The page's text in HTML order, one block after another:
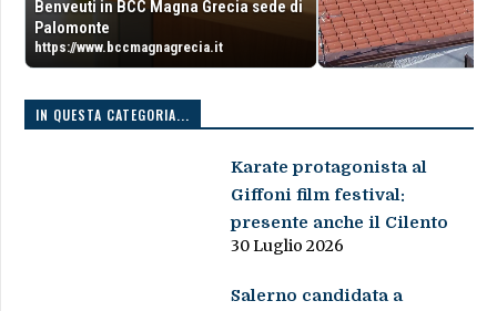
Benveuti in BCC Magna Grecia sede di
Palomonte
https://www.bccmagnagrecia.it
IN QUESTA CATEGORIA...
Karate protagonista al
Giffoni film festival:
presente anche il Cilento
30 Luglio 2026
Salerno candidata a